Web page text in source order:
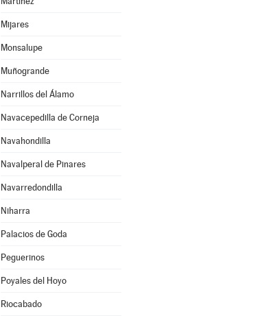
Mijares
Monsalupe
Muñogrande
Narrillos del Álamo
Navacepedilla de Corneja
Navahondilla
Navalperal de Pinares
Navarredondilla
Niharra
Palacios de Goda
Peguerinos
Poyales del Hoyo
Riocabado